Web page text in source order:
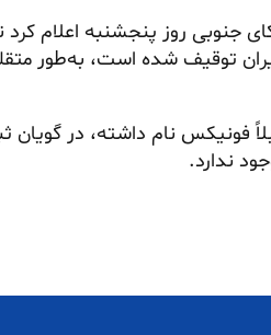
جنوبی روز پنجشنبه اعلام
توقیف شده است، به‌طور
فونیکس نام داشته، در
ندارد.